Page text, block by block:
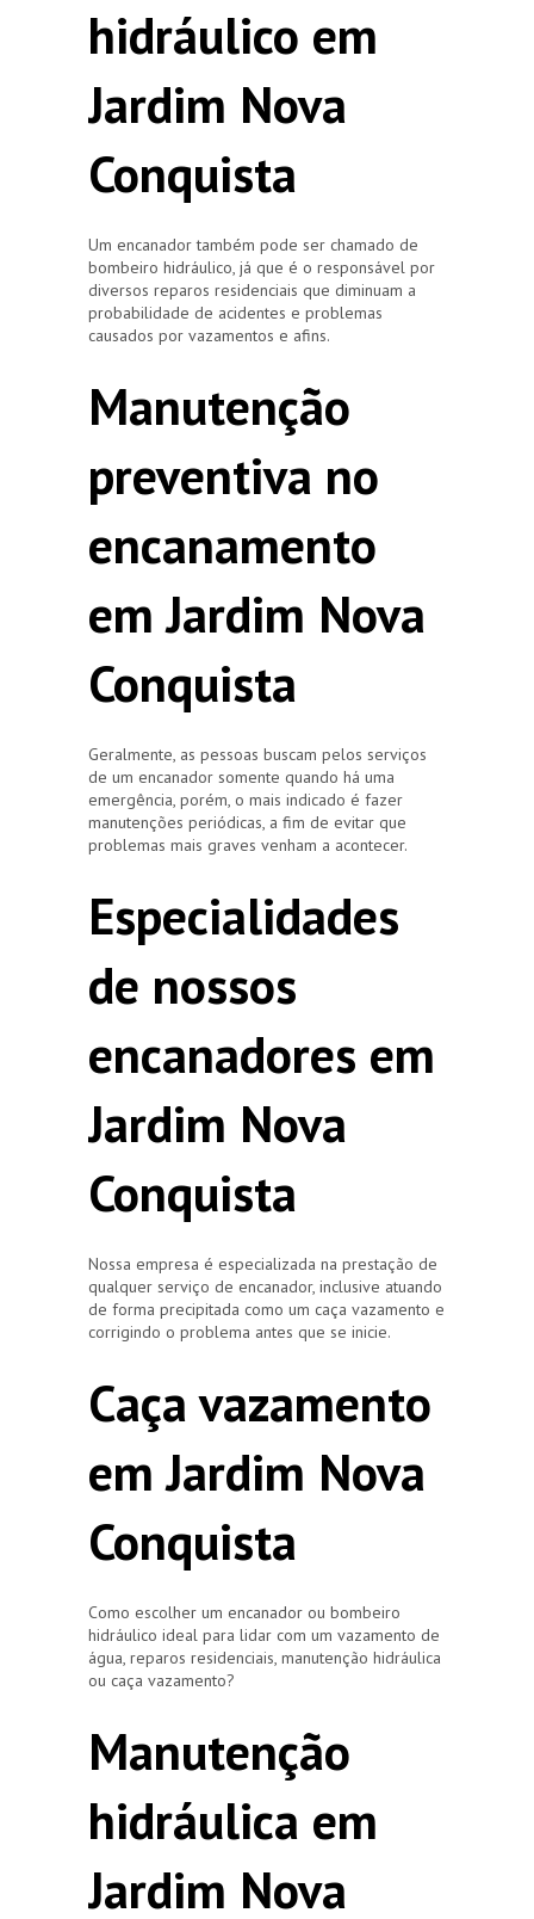
hidráulico em
Jardim Nova
Conquista
Um encanador também pode ser chamado de
bombeiro hidráulico, já que é o responsável por
diversos reparos residenciais que diminuam a
probabilidade de acidentes e problemas
causados por vazamentos e afins.
Manutenção
preventiva no
encanamento
em Jardim Nova
Conquista
Geralmente, as pessoas buscam pelos serviços
de um encanador somente quando há uma
emergência, porém, o mais indicado é fazer
manutenções periódicas, a fim de evitar que
problemas mais graves venham a acontecer.
Especialidades
de nossos
encanadores em
Jardim Nova
Conquista
Nossa empresa é especializada na prestação de
qualquer serviço de encanador, inclusive atuando
de forma precipitada como um caça vazamento e
corrigindo o problema antes que se inicie.
Caça vazamento
em Jardim Nova
Conquista
Como escolher um encanador ou bombeiro
hidráulico ideal para lidar com um vazamento de
água, reparos residenciais, manutenção hidráulica
ou caça vazamento?
Manutenção
hidráulica em
Jardim Nova